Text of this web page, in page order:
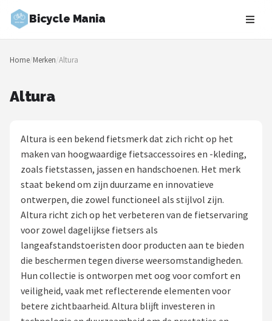
Bicycle Mania
Zoeken
NAVIGATIE
Blog
Fietsroutes
Kinderfietsen
Stadsfietsen
Elektrische fietsen
Mountainbikes
Home/Merken/Altura
Altura
Altura is een bekend fietsmerk dat zich richt op het
maken van hoogwaardige fietsaccessoires en -kleding,
zoals fietstassen, jassen en handschoenen. Het merk
staat bekend om zijn duurzame en innovatieve
ontwerpen, die zowel functioneel als stijlvol zijn.
Altura richt zich op het verbeteren van de fietservaring
voor zowel dagelijkse fietsers als
langeafstandstoeristen door producten aan te bieden
die beschermen tegen diverse weersomstandigheden.
Hun collectie is ontworpen met oog voor comfort en
veiligheid, vaak met reflecterende elementen voor
betere zichtbaarheid. Altura blijft investeren in